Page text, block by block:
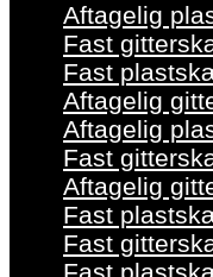
Aftagelig
Fast
Fast
Aftagelig
Aftagelig
Fast
Aftagelig
Fast
Fast